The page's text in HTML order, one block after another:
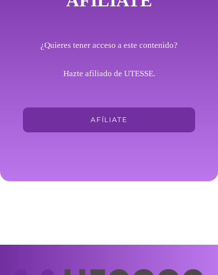
¿Quieres tener acceso a este contenido?
Hazte afiliado de UTESSE.
AFÍLIATE